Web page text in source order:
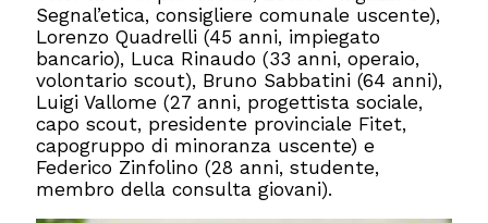
Segnal’etica, consigliere comunale uscente),
Lorenzo ⁠⁠Quadrelli (45 anni, impiegato
bancario), Luca Rinaudo (33 anni, operaio,
volontario scout), Bruno ⁠⁠Sabbatini (64 anni),
Luigi Vallome (27 anni, progettista sociale,
capo scout, presidente provinciale Fitet,
capogruppo di minoranza uscente) e
Federico ⁠⁠Zinfolino (28 anni, studente,
membro della consulta giovani).